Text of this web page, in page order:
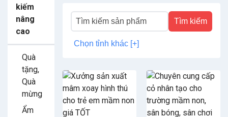
Tìm kiếm
Chọn tỉnh khác [+]
kiếm
nâng
cao
Quà
tặng,
Quà
mừng
Ẩm